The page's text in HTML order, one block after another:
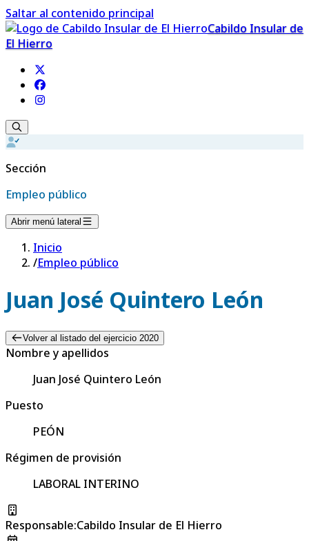
Saltar al contenido principal
Cabildo Insular de
El Hierro
Sección
Empleo público
Abrir menú lateral
Inicio
/Empleo público
Juan José Quintero León
Volver al listado del ejercicio 2020
Nombre y apellidos
Juan José Quintero León
Puesto
PEÓN
Régimen de provisión
LABORAL INTERINO
Responsable:Cabildo Insular de El Hierro